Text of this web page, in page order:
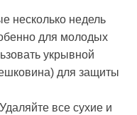
несколько недель
для молодых
укрывной
для защиты
Удаляйте все сухие и